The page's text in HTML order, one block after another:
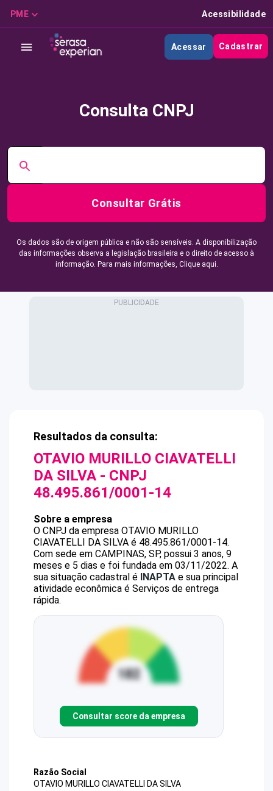
PME Acessibilidade
Acessar Cadastrar
Consulta CNPJ
Consultar Grátis
Os dados são de origem pública e não são sensíveis. A disponibilização
das informações observa a legislação brasileira e o direito de acesso à
informação. Para mais informações, Clique aqui.
Resultados da consulta:
OTAVIO MURILLO CIAVATELLI
DA SILVA - CNPJ
48.495.861/0001-14
Sobre a empresa
O CNPJ da empresa OTAVIO MURILLO
CIAVATELLI DA SILVA é 48.495.861/0001-14.
Com sede em CAMPINAS, SP, possui 3 anos, 9
meses e 5 dias e foi fundada em 03/11/2022. A
sua situação cadastral é INAPTA e sua principal
atividade econômica é Serviços de entrega
rápida.
Consultar score da empresa
Razão Social
OTAVIO MURILLO CIAVATELLI DA SILVA